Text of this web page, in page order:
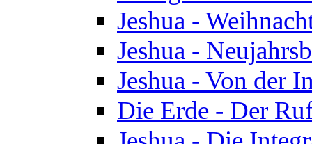
Jeshua -
Jeshua -
Jeshua - Von der
Die Erde - Der